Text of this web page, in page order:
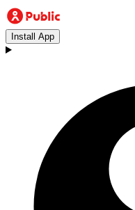
Install App